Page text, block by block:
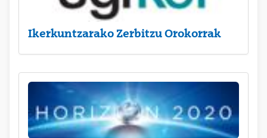
Ikerkuntzarako Zerbitzu Orokorrak